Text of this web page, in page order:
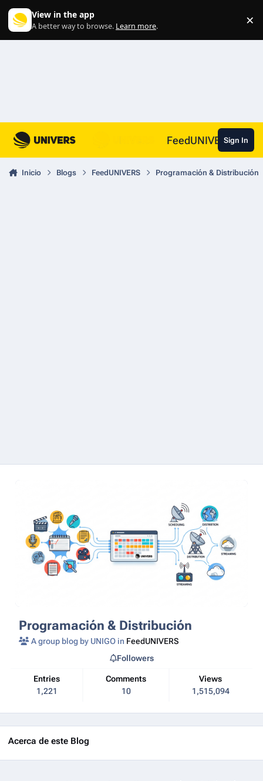
View in the app
A better way to browse. Learn more. ×
FeedUNIVERSSign In
Inicio Blogs FeedUNIVERS Programación & Distribución
Programación & Distribución
A group blog by UNIGO in FeedUNIVERS
Entries
1,221
Comments
10
Views
1,515,094
Followers
Acerca de este Blog